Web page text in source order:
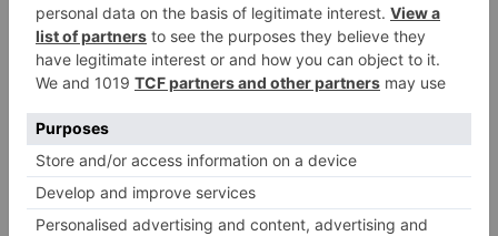
explicando el avance del Plan y su importancia
como oportunidad y reto para la economía de
Castilla y León, a la que sumará el diálogo con
empresarios y sindicatos y su absoluta
disposición para ser receptor de las dudas e
inquietudes de todos los agentes llamados a
intervenir en el proceso.